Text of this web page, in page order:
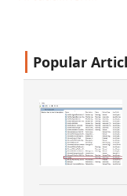
Popular